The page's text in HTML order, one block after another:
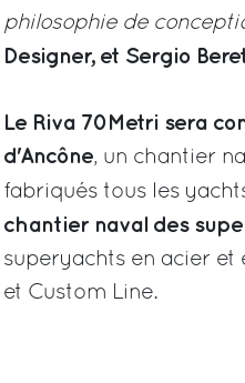
philosophie de
Designer, et Sergio
Le Riva 70Metri sera
d'Ancône, un chantier
fabriqués tous les
chantier naval des
superyachts en acier et
et Custom Line.